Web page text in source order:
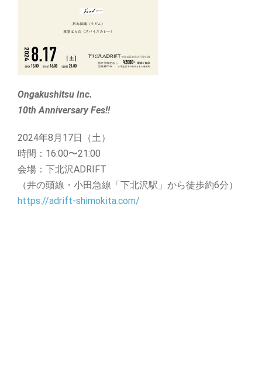
Ongakushitsu Inc.
10th Anniversary Fes!!
2024年8月17日（土）
時間：16:00〜21:00
会場：下北沢ADRIFT
（井の頭線・小田急線「下北沢駅」から徒歩約6分）
https://adrift-shimokita.com/